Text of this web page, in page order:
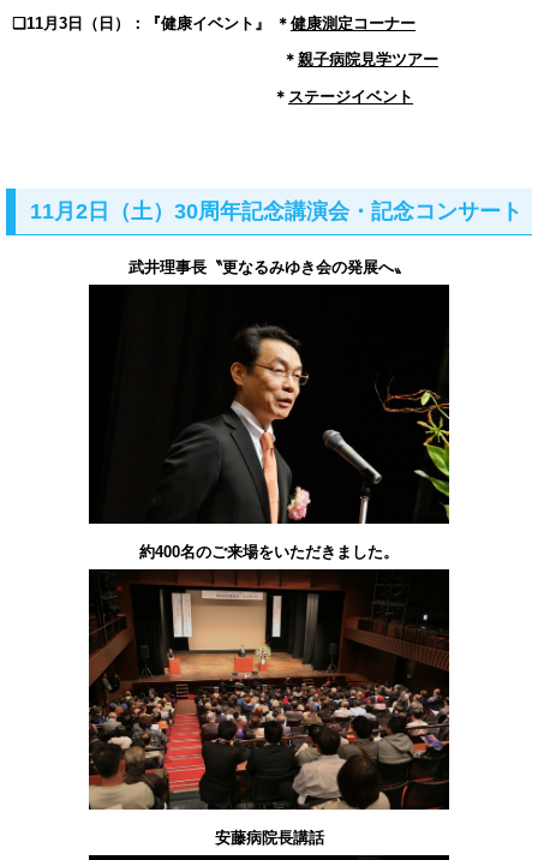
❏11月3日（日）：『健康イベント』 ＊ 健康測定コーナー
＊ 親子病院見学ツアー
＊ ステージイベント
11月2日（土）30周年記念講演会・記念コンサート
武井理事長〝更なるみゆき会の発展へ〟
約400名のご来場をいただきました。
安藤病院長講話